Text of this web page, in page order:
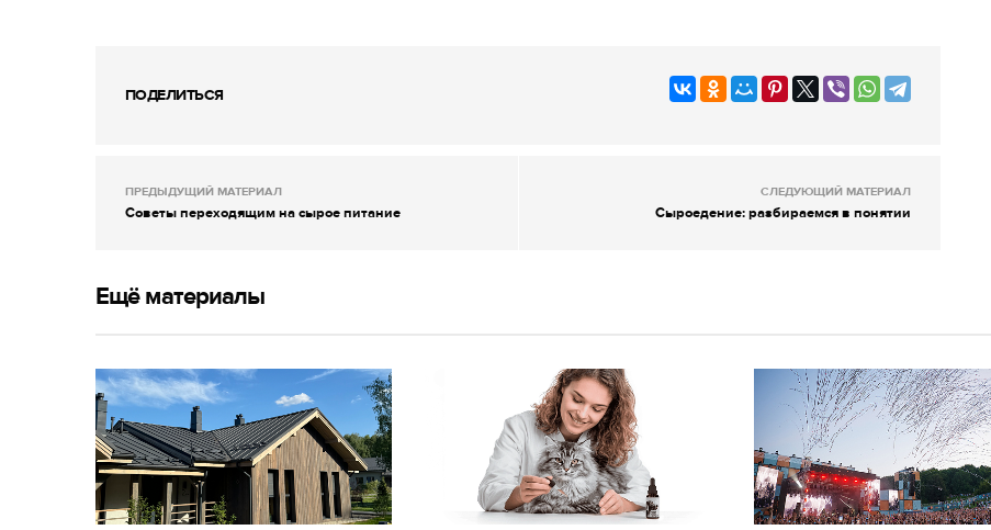
ПОДЕЛИТЬСЯ
ПРЕДЫДУЩИЙ МАТЕРИАЛ
Советы переходящим на сырое питание
СЛЕДУЮЩИЙ МАТЕРИАЛ
Сыроедение: разбираемся в понятии
Ещё материалы